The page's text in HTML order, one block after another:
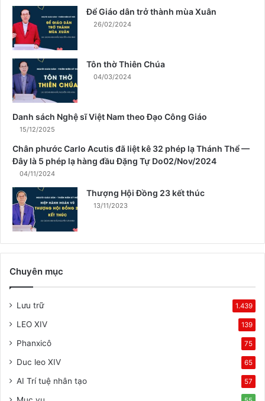
Để Giáo dân trở thành mùa Xuân
26/02/2024
Tôn thờ Thiên Chúa
04/03/2024
Danh sách Nghệ sĩ Việt Nam theo Đạo Công Giáo
15/12/2025
Chân phước Carlo Acutis đã liệt kê 32 phép lạ Thánh Thể —
Đây là 5 phép lạ hàng đầu Đặng Tự Do02/Nov/2024
04/11/2024
Thượng Hội Đồng 23 kết thúc
13/11/2023
Chuyên mục
Lưu trữ 1.439
LEO XIV 139
Phanxicô 75
Duc leo XIV 65
AI Trí tuệ nhân tạo 57